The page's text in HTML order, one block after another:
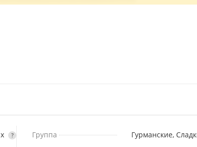
? Группа
Гурманские,